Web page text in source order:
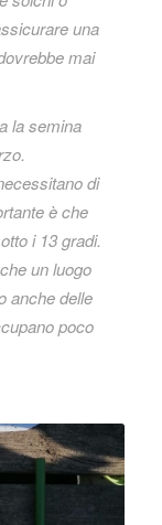
una
mai
la semina
di
è che
i 13 gradi.
un luogo
anche delle
poco